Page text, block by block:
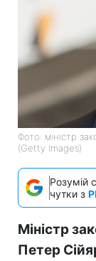
Фото: міністр
(Getty Images)
Розумій
чутки з
Міністр
Петер